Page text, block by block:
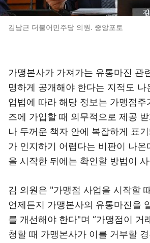
김남근 더불어민주당 의원. 중앙포토
가맹본사가 가져가는 유통마진 관
명하게 공개해야 한다는 지적도
업법에 따라 해당 정보는 가맹점주
즈에 가입할 때 의무적으로 제공
나 두꺼운 책자 안에 복잡하게 표
가 인지하기 어렵다는 비판이 나온
을 시작한 뒤에는 확인할 방법이
김 의원은 "가맹점 사업을 시작할
언제든지 가맹본사의 유통마진을
를 개선해야 한다"며 “가맹점이 거
청할 때 가맹본사가 이를 거부할